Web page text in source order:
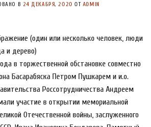
В 24 ДЕКАБРЯ, 2020 ОТ ADMIN
в торжественной обстановке совместно
Басарабяска Петром Пушкарем и и.о.
Россотрудничества Андреем
участие в открытии мемориальной
Отечественной войны, заслуженного